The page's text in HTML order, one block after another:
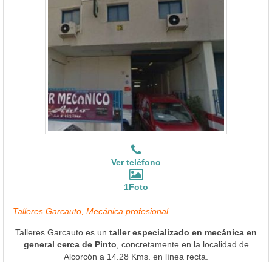
Ver teléfono
1Foto
Talleres Garcauto, Mecánica profesional
Talleres Garcauto es un taller especializado en mecánica en
general cerca de Pinto , concretamente en la localidad de
Alcorcón a 14.28 Kms. en línea recta.